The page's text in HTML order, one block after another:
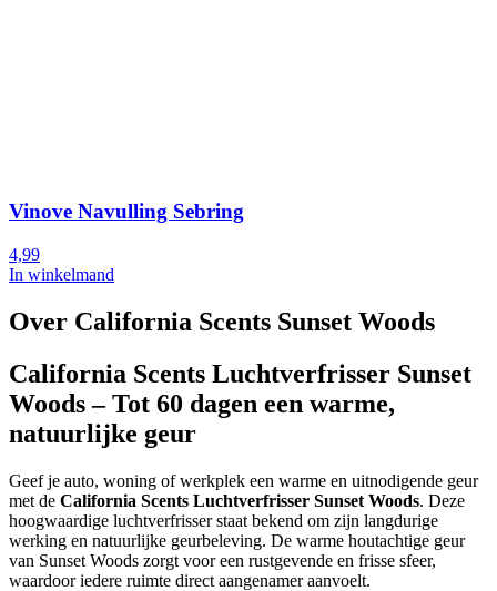
Vinove Navulling Sebring
4,99
In winkelmand
Over California Scents Sunset Woods
California Scents Luchtverfrisser Sunset
Woods – Tot 60 dagen een warme,
natuurlijke geur
Geef je auto, woning of werkplek een warme en uitnodigende geur
met de California Scents Luchtverfrisser Sunset Woods. Deze
hoogwaardige luchtverfrisser staat bekend om zijn langdurige
werking en natuurlijke geurbeleving. De warme houtachtige geur
van Sunset Woods zorgt voor een rustgevende en frisse sfeer,
waardoor iedere ruimte direct aangenamer aanvoelt.